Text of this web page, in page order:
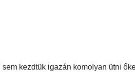
sem kezdtük igazán komolyan ütni